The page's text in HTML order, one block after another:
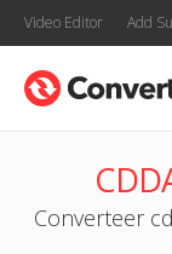
Video Editor Add
Converteer